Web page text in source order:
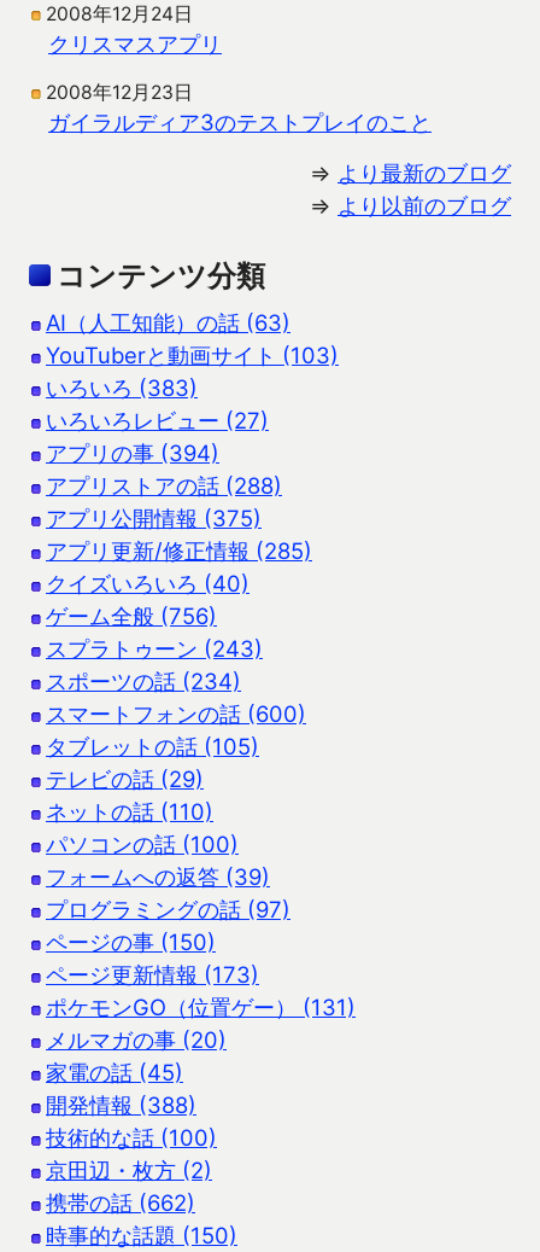
2008年12月24日
クリスマスアプリ
2008年12月23日
ガイラルディア3のテストプレイのこと
⇒ より最新のブログ
⇒ より以前のブログ
コンテンツ分類
AI（人工知能）の話 (63)
YouTuberと動画サイト (103)
いろいろ (383)
いろいろレビュー (27)
アプリの事 (394)
アプリストアの話 (288)
アプリ公開情報 (375)
アプリ更新/修正情報 (285)
クイズいろいろ (40)
ゲーム全般 (756)
スプラトゥーン (243)
スポーツの話 (234)
スマートフォンの話 (600)
タブレットの話 (105)
テレビの話 (29)
ネットの話 (110)
パソコンの話 (100)
フォームへの返答 (39)
プログラミングの話 (97)
ページの事 (150)
ページ更新情報 (173)
ポケモンGO（位置ゲー） (131)
メルマガの事 (20)
家電の話 (45)
開発情報 (388)
技術的な話 (100)
京田辺・枚方 (2)
携帯の話 (662)
時事的な話題 (150)